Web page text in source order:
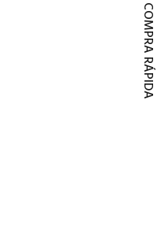
COMPRA RÁPIDA